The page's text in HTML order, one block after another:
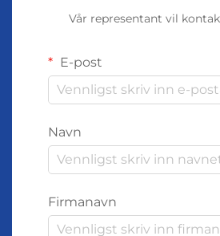
Vår representant vil
E-post
Navn
Firmanavn